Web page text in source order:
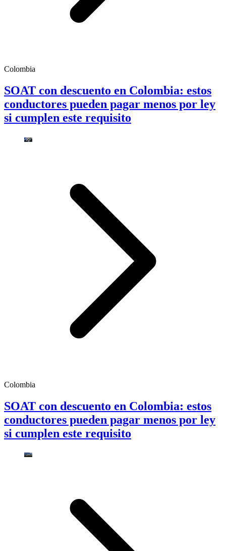
Colombia
SOAT con descuento en Colombia: estos
conductores pueden pagar menos por ley
si cumplen este requisito
Colombia
SOAT con descuento en Colombia: estos
conductores pueden pagar menos por ley
si cumplen este requisito